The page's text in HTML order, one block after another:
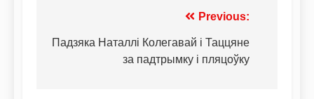
Previous:
Падзяка Наталлі Колегавай і Таццяне
за падтрымку і пляцоўку